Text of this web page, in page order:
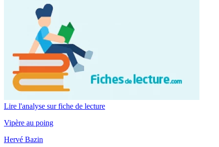
Lire l'analyse sur fiche de lecture
Vipère au poing
Hervé Bazin